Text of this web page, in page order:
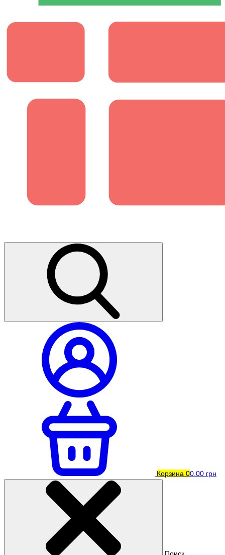
Корзина 00.00 грн